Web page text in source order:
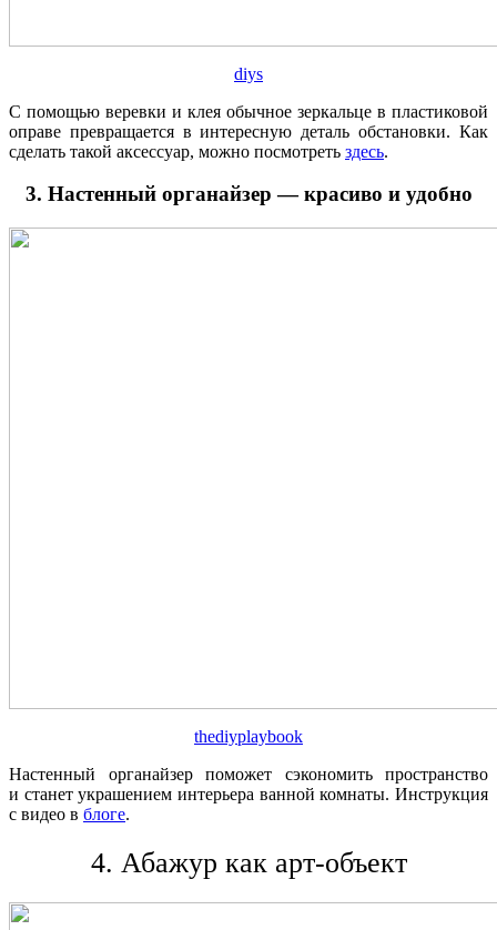
diys
С помощью веревки и клея обычное зеркальце в пластиковой
оправе превращается в интересную деталь обстановки. Как
сделать такой аксессуар, можно посмотреть здесь.
3. Настенный органайзер — красиво и удобно
thediyplaybook
Настенный органайзер поможет сэкономить пространство
и станет украшением интерьера ванной комнаты. Инструкция
с видео в блоге.
4. Абажур как арт-объект